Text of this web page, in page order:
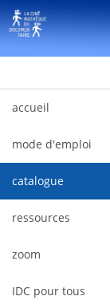
Ugrás a tartalomhoz
accueil
mode d'emploi
catalogue
ressources
zoom
IDC pour tous